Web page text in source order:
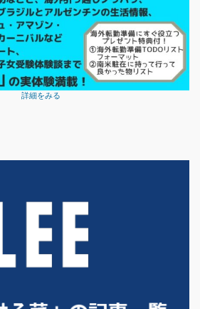
詳細をみる